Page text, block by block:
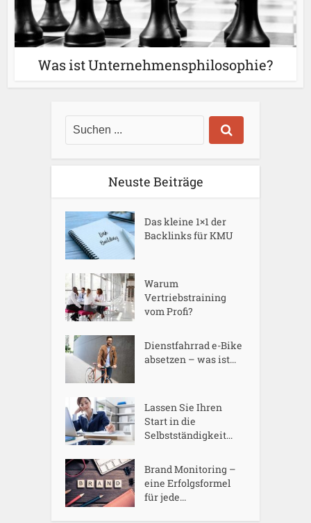
Was ist Unternehmensphilosophie?
Neuste Beiträge
Das kleine 1×1 der
Backlinks für KMU
Warum
Vertriebstraining
vom Profi?
Dienstfahrrad e-Bike
absetzen – was ist...
Lassen Sie Ihren
Start in die
Selbstständigkeit...
Brand Monitoring –
eine Erfolgsformel
für jede...